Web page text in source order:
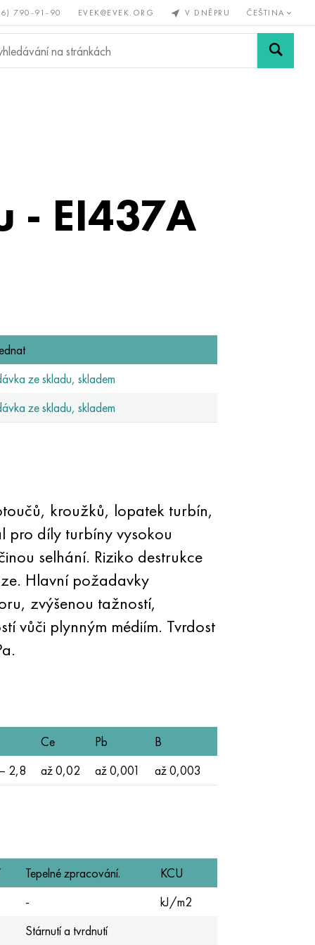
790-91-90 EVEK@EVEK.ORG V DNĚPRU ČEŠTINA
Legovaná Sítě a
- EI437A
ze skladu, skladem
ze skladu, skladem
kroužků, lopatek turbín,
pro díly turbíny vysokou
selhání. Riziko destrukce
Hlavní požadavky
zvýšenou tažností,
vůči plynným médiím. Tvrdost
Ce Pb
B
2,8 až 0,02 až 0,001 až 0,003
Tepelné zpracování.
KCU
-
kJ/m2
Stárnutí a tvrdnutí